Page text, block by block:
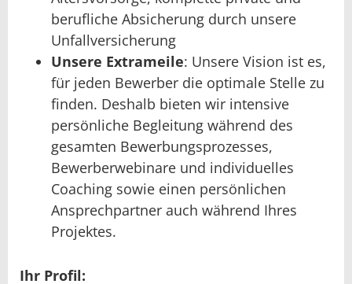
berufliche Absicherung durch unsere
Unfallversicherung
Unsere Extrameile: Unsere Vision ist es,
für jeden Bewerber die optimale Stelle zu
finden. Deshalb bieten wir intensive
persönliche Begleitung während des
gesamten Bewerbungsprozesses,
Bewerberwebinare und individuelles
Coaching sowie einen persönlichen
Ansprechpartner auch während Ihres
Projektes.
Ihr Profil: